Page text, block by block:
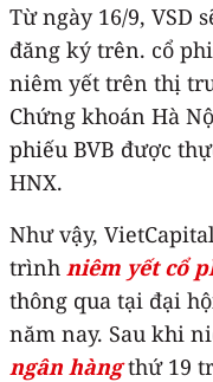
Từ ngày 16/9, VSD
đăng ký trên. cổ
niêm yết trên thị
Chứng khoán Hà
phiếu BVB được
HNX.
Như vậy,
trình niêm yết cổ
thông qua tại đại
năm nay. Sau khi
ngân hàngthứ 19